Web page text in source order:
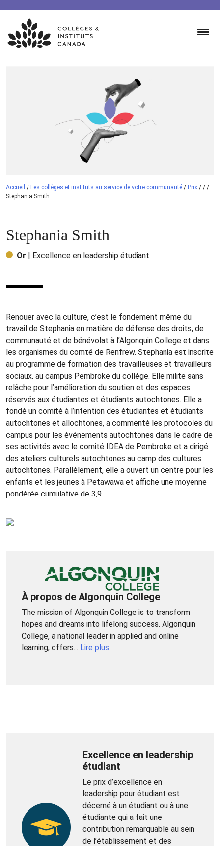
Skip
content
Accueil / Les collèges et instituts au service de votre communauté / Prix / / /
Stephania Smith
Stephania Smith
Or | Excellence en leadership étudiant
Renouer avec la culture, c’est le fondement même du
travail de Stephania en matière de défense des droits, de
communauté et de bénévolat à l’Algonquin College et dans
les organismes du comté de Renfrew. Stephania est inscrite
au programme de formation des travailleuses et travailleurs
sociaux, au campus Pembroke du collège. Elle milite sans
relâche pour l’amélioration du soutien et des espaces
réservés aux étudiantes et étudiants autochtones. Elle a
fondé un comité à l’intention des étudiantes et étudiants
autochtones et allochtones, a commenté les protocoles du
campus pour les événements autochtones dans le cadre de
ses activités avec le comité IDEA de Pembroke et a dirigé
des ateliers culturels autochtones au camp des cultures
autochtones. Parallèlement, elle a ouvert un centre pour les
enfants et les jeunes à Petawawa et affiche une moyenne
pondérée cumulative de 3,9.
À propos de Algonquin College
The mission of Algonquin College is to transform
hopes and dreams into lifelong success. Algonquin
College, a national leader in applied and online
learning, offers... Lire plus
Excellence en leadership
étudiant
Le prix d’excellence en
leadership pour étudiant est
décerné à un étudiant ou à une
étudiante qui a fait une
contribution remarquable au sein
de l’établissement et des